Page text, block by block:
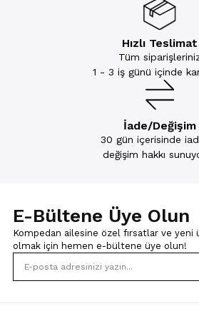
Hızlı Teslimat
Tüm
1 - 3 iş günü içinde
İade/Değişim
30 gün içerisinde
değişim hakkı
E-Bültene Üye Olun
Kompedan ailesine özel fırsatlar ve yeni
olmak için hemen e-bültene üye olun!